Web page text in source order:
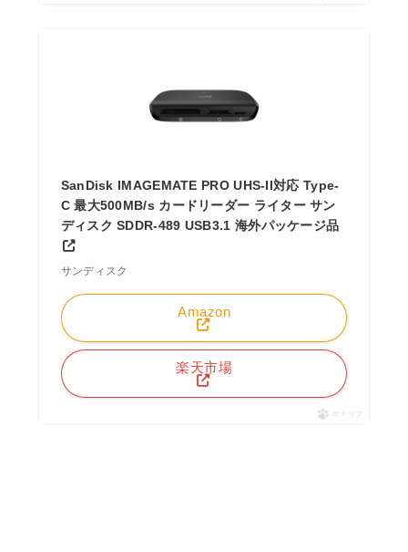
SanDisk IMAGEMATE PRO UHS-II対応 Type-
C 最大500MB/s カードリーダー ライター サン
ディスク SDDR-489 USB3.1 海外パッケージ品
サンディスク
Amazon
楽天市場
ポチップ